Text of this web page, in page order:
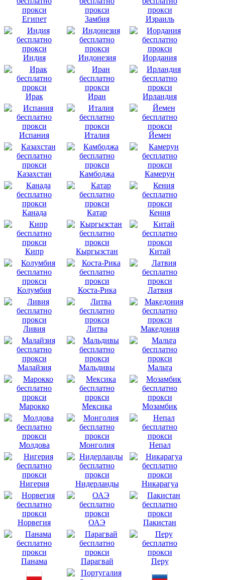
Египет Замбия Израиль
Индия Индонезия Иордания
Ирак Иран Ирландия
Испания Италия Йемен
Казахстан Камбоджа Камерун
Канада Катар Кения
Кипр Кыргызстан Китай
Колумбия Коста-Рика Латвия
Ливия Литва Македония
Малайзия Мальдивы Мальта
Марокко Мексика Мозамбик
Молдова Монголия Непал
Нигерия Нидерланды Никарагуа
Норвегия ОАЭ Пакистан
Панама Парагвай Перу